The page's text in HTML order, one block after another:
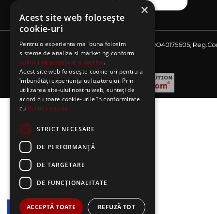
Website detinut de AE Sagres SRL, CIF: RO40175605,
J08/2727/2018
×
Acest site web folosește
cookie-uri
Pentru o experienta mai buna folosim
sisteme de analiza si marketing conform
politicii de protejare a datelor.
Acest site web folosește cookie-uri pentru a
îmbunătăți experiența utilizatorului. Prin
utilizarea site-ului nostru web, sunteți de
acord cu toate cookie-urile în conformitate
cu Politica cookie
STRICT NECESARE
DE PERFORMANȚĂ
DE TARGETARE
DE FUNCŢIONALITATE
ACCEPTĂ TOATE REFUZĂ TOT